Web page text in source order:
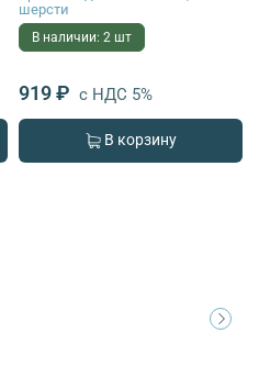
шерсти
В наличии: 2 шт
919 ₽ с НДС 5%
В корзину